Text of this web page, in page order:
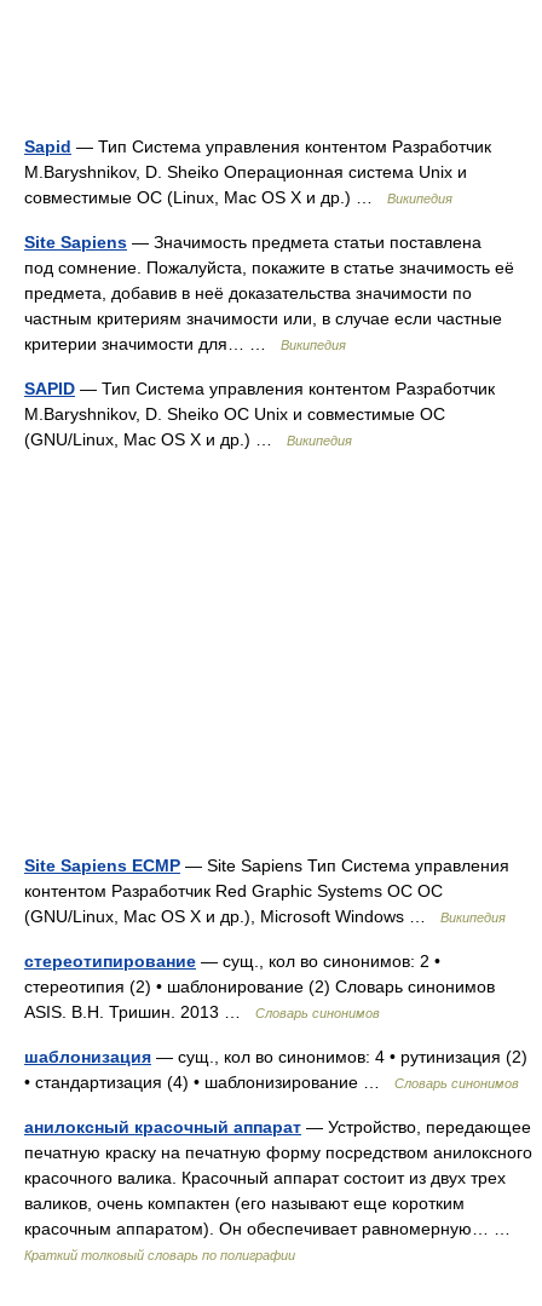
Sapid — Тип Система управления контентом Разработчик
M.Baryshnikov, D. Sheiko Операционная система Unix и
совместимые ОС (Linux, Mac OS X и др.) …
Википедия
Site Sapiens — Значимость предмета статьи поставлена
под сомнение. Пожалуйста, покажите в статье значимость её
предмета, добавив в неё доказательства значимости по
частным критериям значимости или, в случае если частные
критерии значимости для… …
Википедия
SAPID — Тип Система управления контентом Разработчик
M.Baryshnikov, D. Sheiko ОС Unix и совместимые ОС
(GNU/Linux, Mac OS X и др.) …
Википедия
Site Sapiens ECMP — Site Sapiens Тип Система управления
контентом Разработчик Red Graphic Systems ОС ОС
(GNU/Linux, Mac OS X и др.), Microsoft Windows …
Википедия
стереотипирование — сущ., кол во синонимов: 2 •
стереотипия (2) • шаблонирование (2) Словарь синонимов
ASIS. В.Н. Тришин. 2013 …
Словарь синонимов
шаблонизация — сущ., кол во синонимов: 4 • рутинизация (2)
• стандартизация (4) • шаблонизирование …
Словарь синонимов
анилоксный красочный аппарат — Устройство, передающее
печатную краску на печатную форму посредством анилоксного
красочного валика. Красочный аппарат состоит из двух трех
валиков, очень компактен (его называют еще коротким
красочным аппаратом). Он обеспечивает равномерную… …
Краткий толковый словарь по полиграфии